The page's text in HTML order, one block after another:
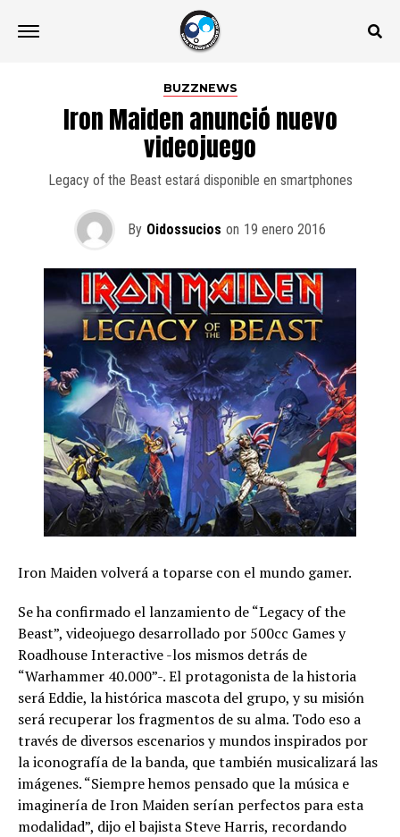
BUZZNEWS
Iron Maiden anunció nuevo
videojuego
Legacy of the Beast estará disponible en smartphones
By Oidossucios on 19 enero 2016
Iron Maiden volverá a toparse con el mundo gamer.
Se ha confirmado el lanzamiento de “Legacy of the
Beast”, videojuego desarrollado por 500cc Games y
Roadhouse Interactive -los mismos detrás de
“Warhammer 40.000”-. El protagonista de la historia
será Eddie, la histórica mascota del grupo, y su misión
será recuperar los fragmentos de su alma. Todo eso a
través de diversos escenarios y mundos inspirados por
la iconografía de la banda, que también musicalizará las
imágenes. “Siempre hemos pensado que la música e
imaginería de Iron Maiden serían perfectos para esta
modalidad”, dijo el bajista Steve Harris, recordando